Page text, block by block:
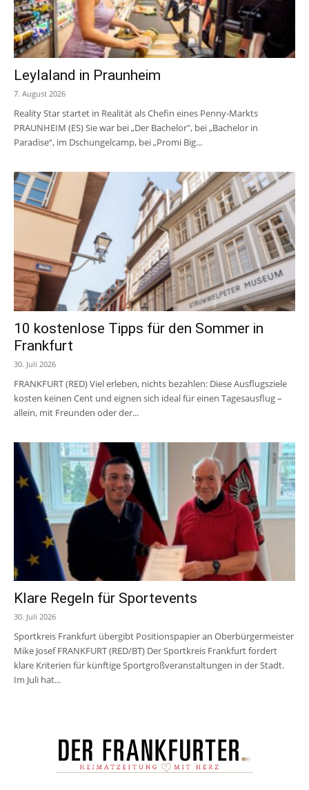
Leylaland in Praunheim
7. August 2026
Reality Star startet in Realität als Chefin eines Penny-Markts
PRAUNHEIM (ES) Sie war bei „Der Bachelor", bei „Bachelor in
Paradise“, im Dschungelcamp, bei „Promi Big...
10 kostenlose Tipps für den Sommer in
Frankfurt
30. Juli 2026
FRANKFURT (RED) Viel erleben, nichts bezahlen: Diese Ausflugsziele
kosten keinen Cent und eignen sich ideal für einen Tagesausflug –
allein, mit Freunden oder der...
Klare Regeln für Sportevents
30. Juli 2026
Sportkreis Frankfurt übergibt Positionspapier an Oberbürgermeister
Mike Josef FRANKFURT (RED/BT) Der Sportkreis Frankfurt fordert
klare Kriterien für künftige Sportgroßveranstaltungen in der Stadt.
Im Juli hat...